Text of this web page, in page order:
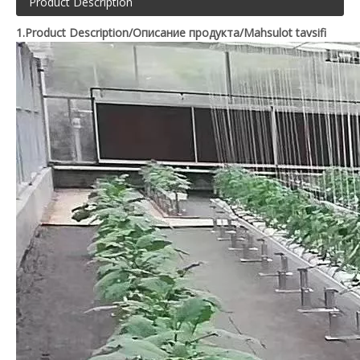
1.Product Description/Описание продукта/Mahsulot tavsifi